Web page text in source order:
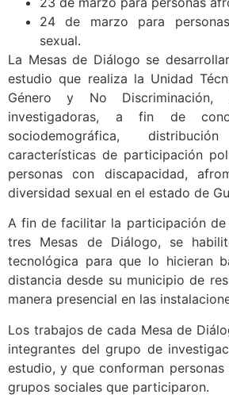
24 de marzo para
sexual.
La Mesas de Diálogo se
estudio que realiza la Unidad
Género y No
investigadoras, a fin de
sociodemográfica,
características de participación
personas con discapacidad,
diversidad sexual en el estado de
A fin de facilitar la participación de
tres Mesas de Diálogo, se
tecnológica para que lo hicieran
distancia desde su municipio de
manera presencial en las
Los trabajos de cada Mesa de
integrantes del grupo de
estudio, y que conforman
grupos sociales que participaron.